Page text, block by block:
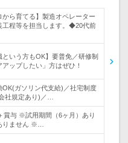
から育てる】製造オペレーター
工程等を担当します。◆20代前
という方もOK】要普免／研修制
ップしたい」方はぜひ！
OK(ガソリン代支給)／社宅制度
社規定あり)／…
賞与 ※試用期間（6ヶ月）あり
りません ※…